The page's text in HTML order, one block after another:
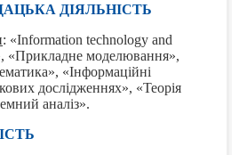
ДІЯЛЬНІСТЬ
: «Information technology and
«Прикладне моделювання»,
«Інформаційні
дослідженнях», «Теорія
аналіз».